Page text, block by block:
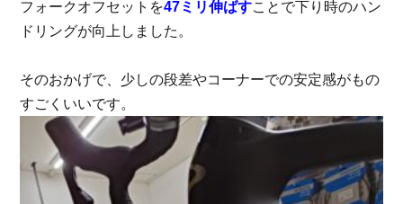
フォークオフセットを47ミリ伸ばすことで下り時のハン
ドリングが向上しました。
そのおかげで、少しの段差やコーナーでの安定感がもの
すごくいいです。